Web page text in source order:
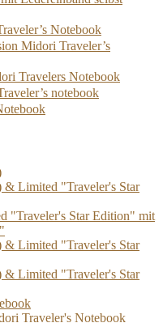
Notebook
Midori Traveler’s
Travelers Notebook
notebook